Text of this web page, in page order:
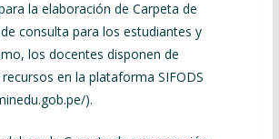
la elaboración de Carpeta de
consulta para los estudiantes y
los docentes disponen de
en la plataforma SIFODS
).